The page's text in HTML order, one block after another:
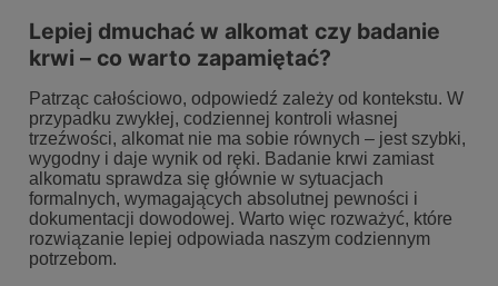
Lepiej dmuchać w alkomat czy badanie
krwi – co warto zapamiętać?
Patrząc całościowo, odpowiedź zależy od kontekstu. W
przypadku zwykłej, codziennej kontroli własnej
trzeźwości, alkomat nie ma sobie równych – jest szybki,
wygodny i daje wynik od ręki. Badanie krwi zamiast
alkomatu sprawdza się głównie w sytuacjach
formalnych, wymagających absolutnej pewności i
dokumentacji dowodowej. Warto więc rozważyć, które
rozwiązanie lepiej odpowiada naszym codziennym
potrzebom.